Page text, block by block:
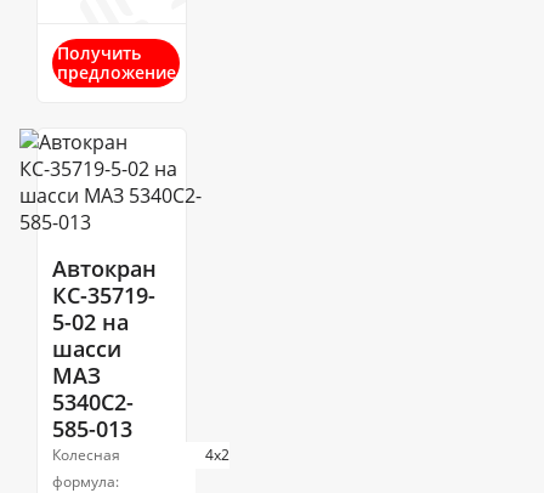
Получить
предложение
Автокран
КС-35719-
5-02 на
шасси
МАЗ
5340С2-
585-013
Колесная
формула:
4х2